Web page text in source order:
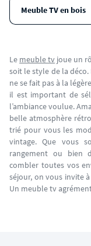
Meuble TV en bois
Le meuble tv joue un
soit le style de la
ne se fait pas à la
il est important de
l’ambiance voulue.
belle atmosphère
trié pour vous les
vintage. Que vous
rangement ou bien
combler toutes vos
séjour, on vous invite
Un meuble tv